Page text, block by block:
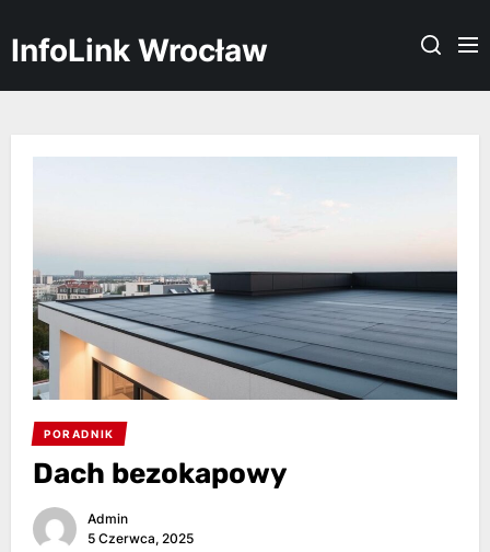
to
the
content
InfoLink Wrocław
PORADNIK
Dach bezokapowy
Admin
5 Czerwca, 2025